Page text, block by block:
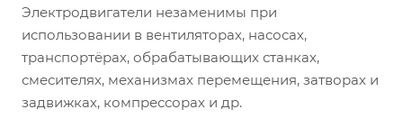
Электродвигатели незаменимы при
использовании в вентиляторах, насосах,
транспортёрах, обрабатывающих станках,
смесителях, механизмах перемещения, затворах и
задвижках, компрессорах и др.